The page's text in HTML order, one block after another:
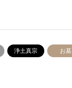
浄土真宗 お墓